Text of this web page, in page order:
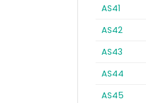
AS41
AS42
AS43
AS44
AS45